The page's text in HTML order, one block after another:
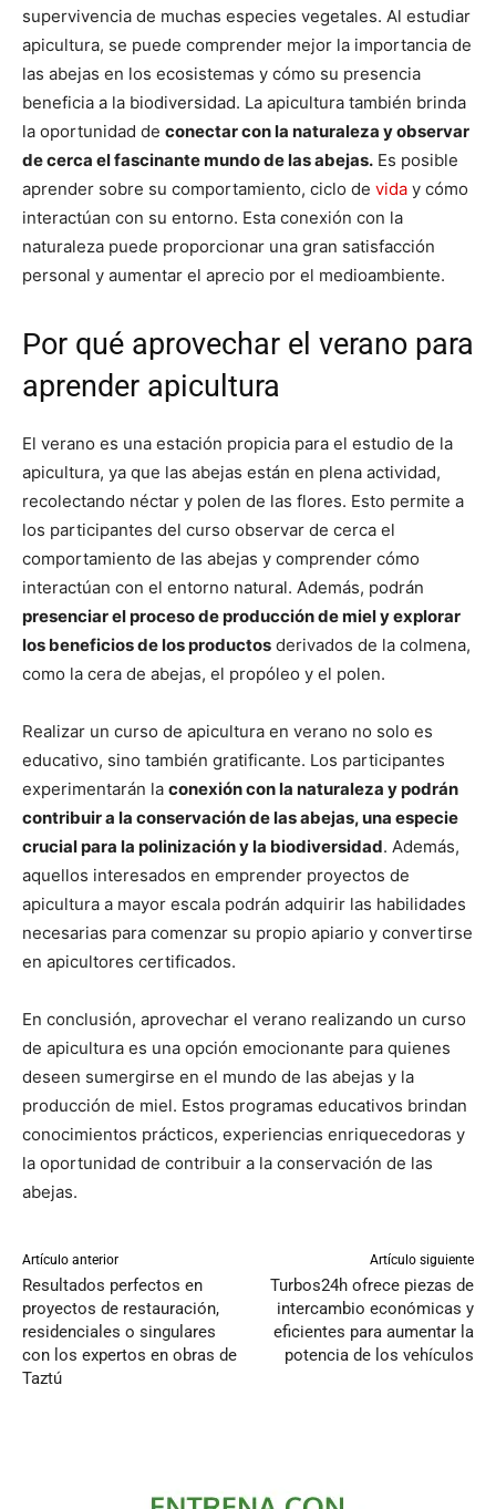
supervivencia de muchas especies vegetales. Al estudiar
apicultura, se puede comprender mejor la importancia de
las abejas en los ecosistemas y cómo su presencia
beneficia a la biodiversidad. La apicultura también brinda
la oportunidad de conectar con la naturaleza y observar
de cerca el fascinante mundo de las abejas. Es posible
aprender sobre su comportamiento, ciclo de vida y cómo
interactúan con su entorno. Esta conexión con la
naturaleza puede proporcionar una gran satisfacción
personal y aumentar el aprecio por el medioambiente.
Por qué aprovechar el verano para
aprender apicultura
El verano es una estación propicia para el estudio de la
apicultura, ya que las abejas están en plena actividad,
recolectando néctar y polen de las flores. Esto permite a
los participantes del curso observar de cerca el
comportamiento de las abejas y comprender cómo
interactúan con el entorno natural. Además, podrán
presenciar el proceso de producción de miel y explorar
los beneficios de los productos derivados de la colmena,
como la cera de abejas, el propóleo y el polen.
Realizar un curso de apicultura en verano no solo es
educativo, sino también gratificante. Los participantes
experimentarán la conexión con la naturaleza y podrán
contribuir a la conservación de las abejas, una especie
crucial para la polinización y la biodiversidad. Además,
aquellos interesados en emprender proyectos de
apicultura a mayor escala podrán adquirir las habilidades
necesarias para comenzar su propio apiario y convertirse
en apicultores certificados.
En conclusión, aprovechar el verano realizando un curso
de apicultura es una opción emocionante para quienes
deseen sumergirse en el mundo de las abejas y la
producción de miel. Estos programas educativos brindan
conocimientos prácticos, experiencias enriquecedoras y
la oportunidad de contribuir a la conservación de las
abejas.
Artículo anterior
Resultados perfectos en
proyectos de restauración,
residenciales o singulares
con los expertos en obras de
Taztú
Artículo siguiente
Turbos24h ofrece piezas de
intercambio económicas y
eficientes para aumentar la
potencia de los vehículos